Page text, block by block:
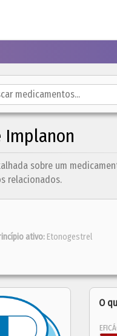
Implanon
sobre um
relacionados.
ativo: Etonogestrel
O